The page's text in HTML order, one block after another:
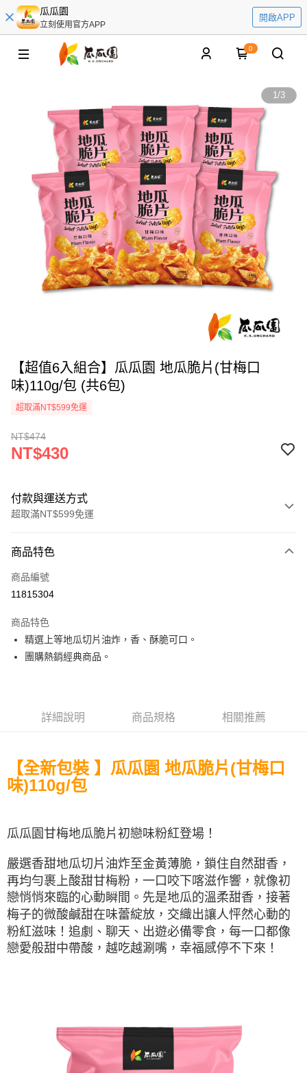
瓜瓜園
立刻使用官方APP
開啟APP
0
1/3
【超值6入組合】瓜瓜園 地瓜脆片(甘梅口
味)110g/包 (共6包)
超取滿NT$599免運
NT$474
NT$430
付款與運送方式
超取滿NT$599免運
信用卡一次付款
超商取貨付款
Apple Pay
街口支付
全盈+PAY
【關於「AFTEE先享後付」】
AFTEE先享後付是「在收到商品之後才付款」的支付方式。 讓您購物簡單
便利好安心！
３．安心：先確認商品／服務後，再付款。
【「AFTEE先享後付」結帳流程】
１．於結帳方式選擇「AFTEE先享後付」後，將跳轉至「AFTEE先享後付」
結帳頁面，進行簡訊認證並確認金額後，即可完成結帳。
２．訂單成立數日內，您將收到繳費通知簡訊。
３．收到繳費通知簡訊後14天內，點擊此簡訊中的連結，可透過四大超商／
ATM／網路銀行／等多元方式進行付款，方視為交易完成。
※ 請注意：結帳手續完成當下不需立刻繳費，但若您需要取消訂單，請聯絡
購買商品的店家。未經商家同意取消之訂單仍視為有效，需透過AFTEE先享
後付繳納相關費用。
１．透過由恩沛科技股份有限公司提供之「AFTEE先享後付」服務完成之交
易，需依本服務之必要範圍內提供個人資料，並將交易相關給付款項請求債
權轉讓予恩沛科技股份有限公司。
２．關於個人資料處理事宜，請瀏覽以下網址：
ATM付款
運送方式
全家取貨付款
每筆NT$120，滿NT$599(含以上)免運費
7-11取貨付款
每筆NT$120，滿NT$599(含以上)免運費
宅配到府(常溫)
商品特色
商品編號
11815304
商品特色
精選上等地瓜切片油炸，香、酥脆可口。
團購熱銷經典商品。
詳細說明 商品規格 相關推薦
【全新包裝 】瓜瓜園 地瓜脆片(甘梅口
味)110g/包
瓜瓜園甘梅地瓜脆片初戀味粉紅登場！
嚴選香甜地瓜切片油炸至金黃薄脆，鎖住自然甜香，
再均勻裹上酸甜甘梅粉，一口咬下喀滋作響，就像初
戀悄悄來臨的心動瞬間。先是地瓜的溫柔甜香，接著
梅子的微酸鹹甜在味蕾綻放，交織出讓人怦然心動的
粉紅滋味！追劇、聊天、出遊必備零食，每一口都像
戀愛般甜中帶酸，越吃越涮嘴，幸福感停不下來！